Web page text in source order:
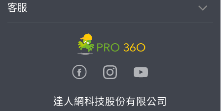
客服
達人網科技股份有限公司